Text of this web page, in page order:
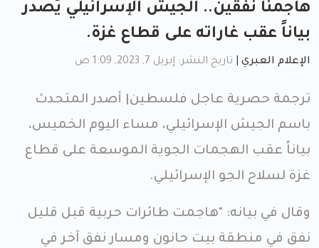
هاجمنا نفقين.. الجيش الإسرائيلي يُصدر
بياناً عقب غاراته على قطاع غزة.
الإعلام العبري تاريخ النشر: إبريل 7, 2023, 1:09 ص
ترجمة حصرية عاجل فلسطين| أصدر المتحدث
باسم الجيش الإسرائيلي، مساء اليوم الخميس،
بياناً عقب الهجمات الجوية الموسعة على قطاع
غزة لسلاح الجو الإسرائيلي.
وقال في بيانه: "هاجمت طائرات حربية قبل قليل
نفق في منطقة بيت حانون ومسار نفق آخر في